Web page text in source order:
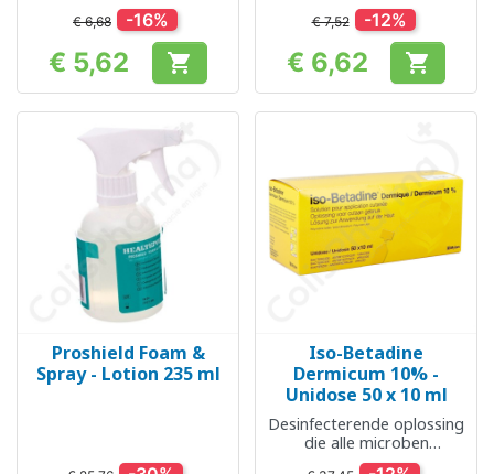
€ 6,68 -16%
Prijs
€ 5,62 
€ 7,52 -12%
Prijs
€ 6,62 
Proshield Foam &
Spray - Lotion 235 ml
Iso-Betadine
Dermicum 10% -
Unidose 50 x 10 ml
Desinfecterende oplossing
die alle microben
verwijdert